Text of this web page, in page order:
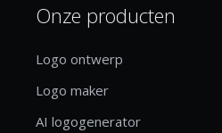
Onze producten
Logo ontwerp
Logo maker
AI logogenerator